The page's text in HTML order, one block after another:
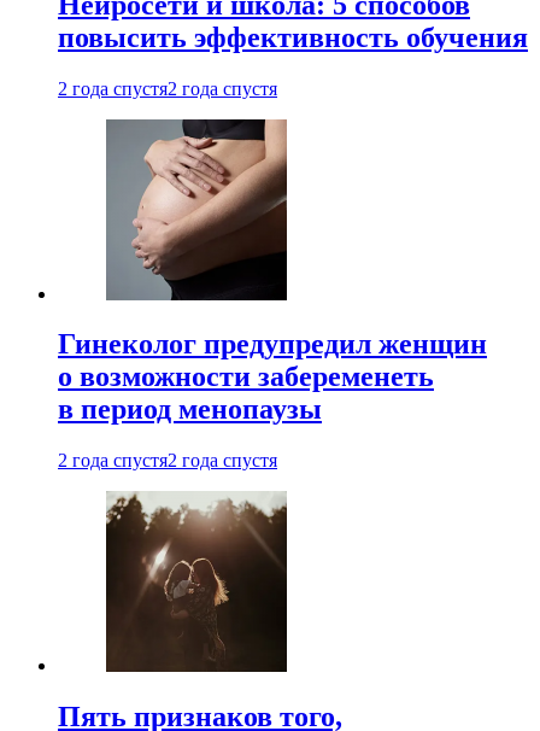
повысить эффективность обучения
2 года спустя2 года спустя
Гинеколог предупредил женщин
о возможности забеременеть
в период менопаузы
2 года спустя2 года спустя
Пять признаков того,